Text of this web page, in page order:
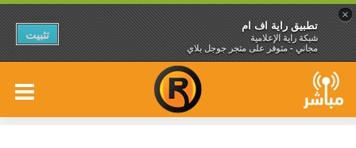
×
تطبيق راية اف ام
شبكة راية الإعلامية
مجاني - متوفر على متجر جوجل بلاي
تثبيت